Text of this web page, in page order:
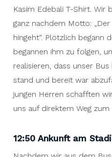
Kasim Edebali T-Shirt. Wir
ganz nachdem Motto:
hingeht“. Plötzlich begann
begannen ihm zu folgen,
realisieren, dass unser
stand und bereit war
jungen Herren schafften
uns auf direktem Weg zum
12:50 Ankunft am